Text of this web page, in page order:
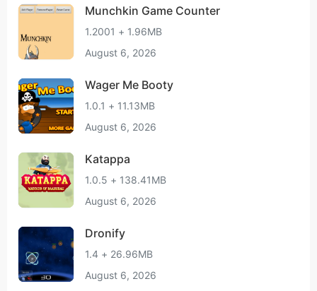
Munchkin Game Counter
1.2001 + 1.96MB
August 6, 2026
Wager Me Booty
1.0.1 + 11.13MB
August 6, 2026
Katappa
1.0.5 + 138.41MB
August 6, 2026
Dronify
1.4 + 26.96MB
August 6, 2026